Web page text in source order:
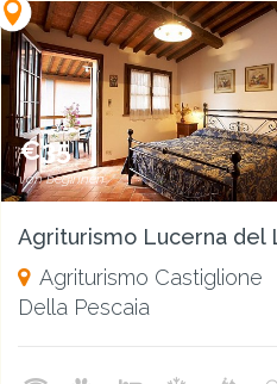
€35
von beginnen
Agriturismo Castiglione
Della Pescaia